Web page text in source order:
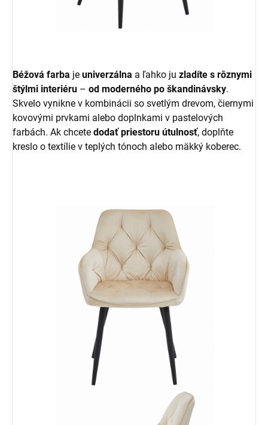
Béžová farba je univerzálna a ľahko ju zladíte s rôznymi
štýlmi interiéru – od moderného po škandinávsky.
Skvelo vynikne v kombinácii so svetlým drevom, čiernymi
kovovými prvkami alebo doplnkami v pastelových
farbách. Ak chcete dodať priestoru útulnosť, doplňte
kreslo o textílie v teplých tónoch alebo mäkký koberec.